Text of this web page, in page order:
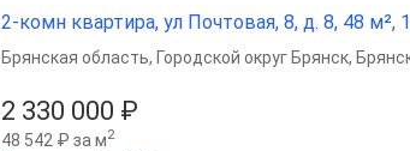
2-комн квартира, ул Почтовая, 8, д. 8, 48 м²,
2 330 000 ₽
48 542 ₽ за м2
Брянская область, Городской округ Брянск,